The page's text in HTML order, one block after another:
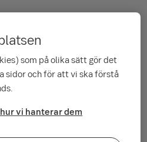
sparar
som på olika sätt gör det
sidor och för att vi ska förstå
vi hanterar dem